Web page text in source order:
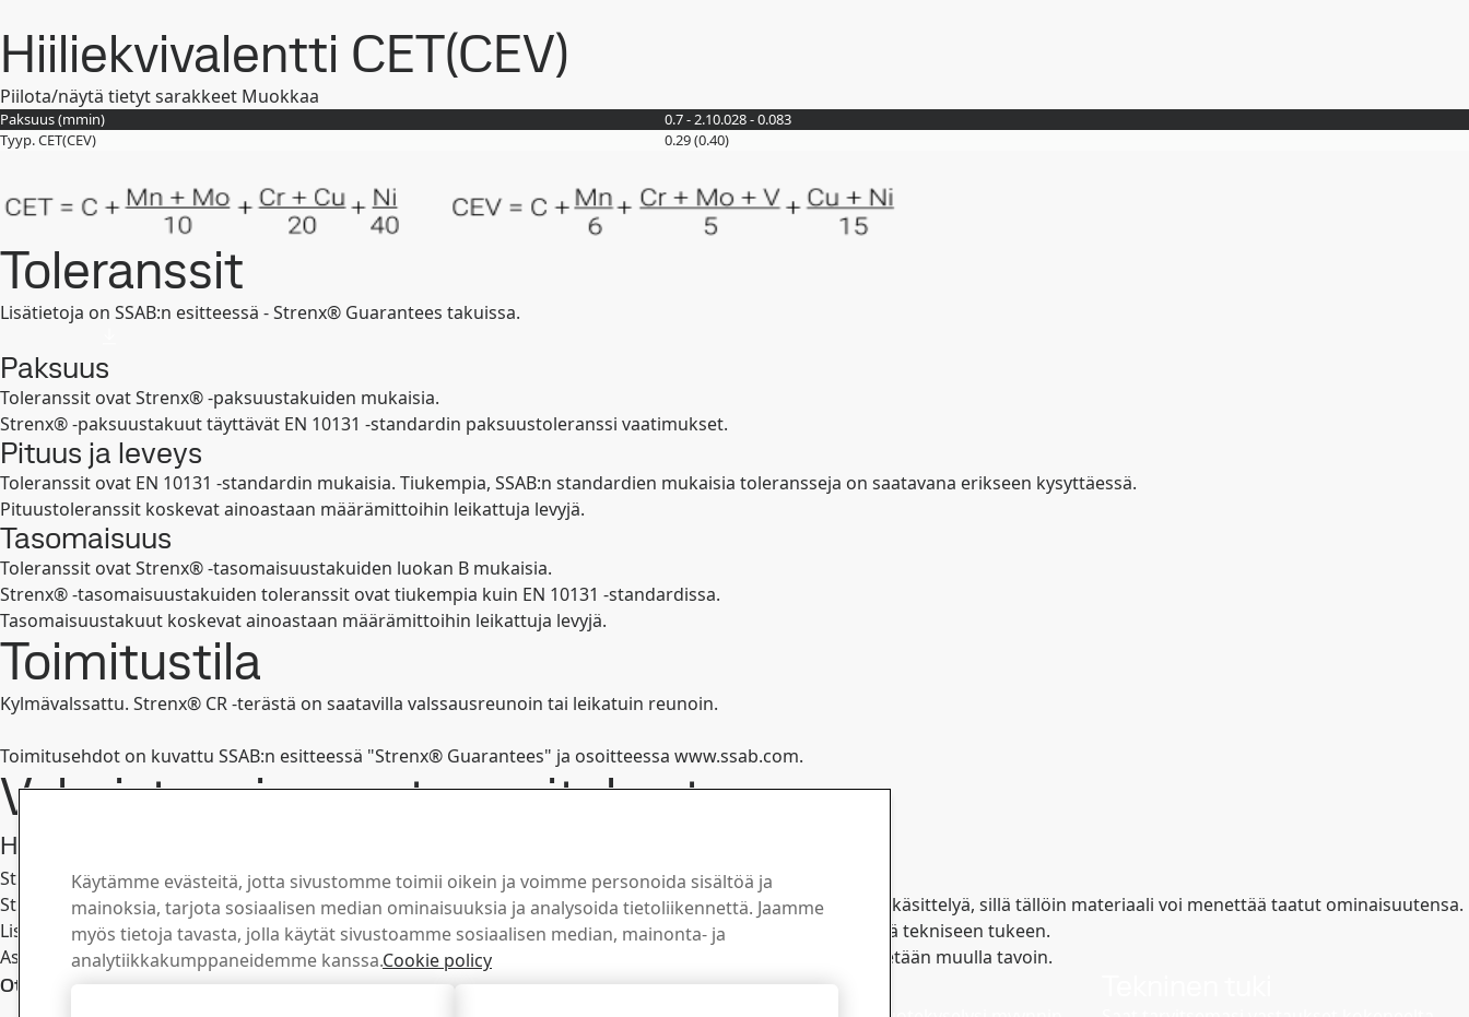
Hiiliekvivalentti CET(CEV)
Piilota/näytä tietyt sarakkeet Muokkaa
Paksuus (mmin) 0.7 - 2.10.028 - 0.083
Tyyp. CET(CEV)
0.29 (0.40)
Toleranssit
Lisätietoja on SSAB:n esitteessä - Strenx® Guarantees takuissa.
Paksuus
Toleranssit ovat Strenx® -paksuustakuiden mukaisia.
Strenx® -paksuustakuut täyttävät EN 10131 -standardin paksuustoleranssi vaatimukset.
Pituus ja leveys
Toleranssit ovat EN 10131 -standardin mukaisia. Tiukempia, SSAB:n standardien mukaisia toleransseja on saatavana erikseen kysyttäessä.
Pituustoleranssit koskevat ainoastaan määrämittoihin leikattuja levyjä.
Tasomaisuus
Toleranssit ovat Strenx® -tasomaisuustakuiden luokan B mukaisia.
Strenx® -tasomaisuustakuiden toleranssit ovat tiukempia kuin EN 10131 -standardissa.
Tasomaisuustakuut koskevat ainoastaan määrämittoihin leikattuja levyjä.
Toimitustila
Kylmävalssattu. Strenx® CR -terästä on saatavilla valssausreunoin tai leikatuin reunoin.
Toimitusehdot on kuvattu SSAB:n esitteessä "Strenx® Guarantees" ja osoitteessa www.ssab.com.
Valmistus- ja muut suositukset
Hitsaus, taivutus ja koneistus
Strenx® CR -teräksellä on hyvät kylmämuovaus-, hitsaus- ja leikkausominaisuudet.
Strenx® CR -teräksellä ei sovellu käyttökohteisiin, jotka edellyttävät kuumamuokkausta tai yli 180°C:n lämpökäsittelyä, sillä tällöin materiaali voi menettää taatut ominaisuutensa.
Lisätietoja teräksen prosessoinnista löytyy SSAB:n esitteistä osoitteesta www.ssab.com tai ottamalla yhteyttä tekniseen tukeen.
Asianmukaisia työturvallisuusohjeita on noudatettava, kun terästä hitsataan, leikataan, särmätään tai työstetään muulla tavoin.
Ota yhteyttä – Strenx®
Pysy ajan tasalla Strenx®-
Myynti
Käytämme evästeitä, jotta sivustomme toimii oikein ja voimme personoida sisältöä ja
mainoksia, tarjota sosiaalisen median ominaisuuksia ja analysoida tietoliikennettä. Jaamme
myös tietoja tavasta, jolla käytät sivustoamme sosiaalisen median, mainonta- ja
analytiikkakumppaneidemme kanssa.Cookie policy